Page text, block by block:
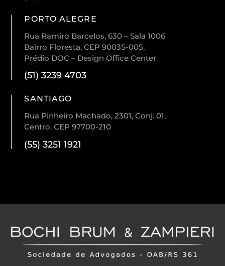
PORTO ALEGRE
Rua Ramiro Barcelos, 630 – Sala 1006
Bairro Floresta, CEP 90035-005,
Prédio DOC – Design Office Center
(51) 3239 4703
SANTIAGO
Rua Pinheiro Machado, 2301, Conj. 01,
Centro. CEP 97700-210
(55) 3251 1921